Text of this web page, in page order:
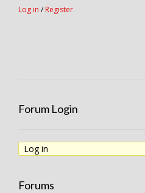
Log in / Register
Forum Login
Log in
Forums